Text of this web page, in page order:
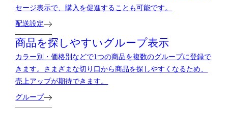
セージ表示で、購入を促進することも可能です。
配送設定
商品を探しやすいグループ表示
カラー別・価格別などで1つの商品を複数のグループに登録で
きます。さまざまな切り口から商品を探しやすくなるため、
売上アップが期待できます。
グループ